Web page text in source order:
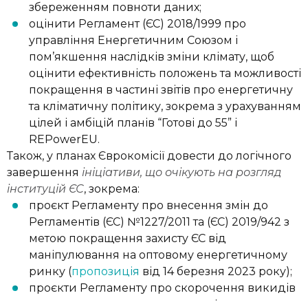
збереженням повноти даних;
оцінити Регламент (ЄС) 2018/1999 про
управління Енергетичним Союзом і
пом’якшення наслідків зміни клімату, щоб
оцінити ефективність положень та можливості
покращення в частині звітів про енергетичну
та кліматичну політику, зокрема з урахуванням
цілей і амбіцій планів “Готові до 55” і
REPowerEU.
Також, у планах Єврокомісії довести до логічного
завершення ініціативи, що очікують на розгляд
інституцій ЄС, зокрема:
проєкт Регламенту про внесення змін до
Регламентів (ЄС) №1227/2011 та (ЄС) 2019/942 з
метою покращення захисту ЄС від
маніпулювання на оптовому енергетичному
ринку (пропозиція від 14 березня 2023 року);
проєкти Регламенту про скорочення викидів